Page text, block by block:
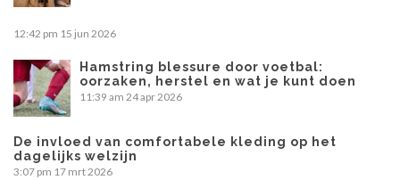
12:42 pm 15 jun 2026
Hamstring blessure door voetbal:
oorzaken, herstel en wat je kunt doen
11:39 am 24 apr 2026
De invloed van comfortabele kleding op het
dagelijks welzijn
3:07 pm 17 mrt 2026